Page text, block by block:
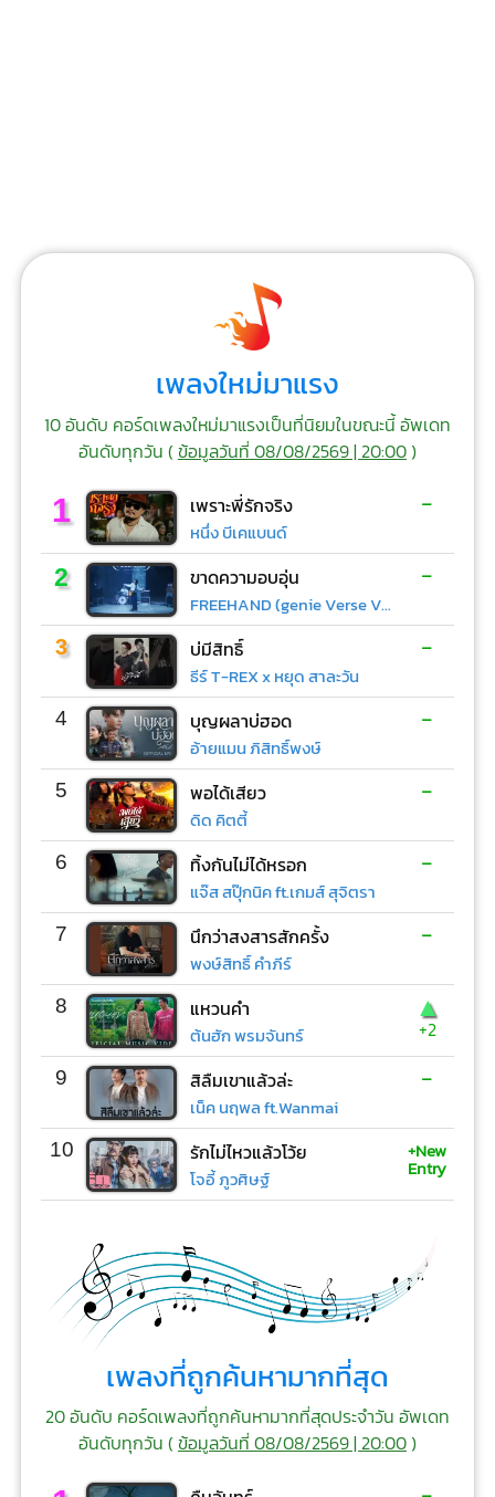
เพลงใหม่มาแรง
10 อันดับ คอร์ดเพลงใหม่มาแรงเป็นที่นิยมในขณะนี้ อัพเดท
อันดับทุกวัน (ข้อมูลวันที่ 08/08/2569 | 20:00)
1 เพราะพี่รักจริง
หนึ่ง บีเคแบนด์
-
2 ขาดความอบอุ่น
FREEHAND (genie Verse Vol.1)
-
3 บ่มีสิทธิ์
ธีร์ T-REX x หยุด สาละวัน
-
4 บุญผลาบ่ฮอด
อ้ายแมน ภิสิทธิ์พงษ์
-
5 พอได้เสียว
ดิด คิตตี้
-
6 ทิ้งกันไม่ได้หรอก
แจ๊ส สปุ๊กนิค ft.เกมส์ สุจิตรา
-
7 นึกว่าสงสารสักครั้ง
พงษ์สิทธิ์ คำภีร์
-
8 แหวนคำ
ต้นฮัก พรมจันทร์
▲
+2
9 สิลืมเขาแล้วล่ะ
เน็ค นฤพล ft.Wanmai
-
10 รักไม่ไหวแล้วโว้ย
โจอี้ ภูวศิษฐ์
+New
Entry
เพลงที่ถูกค้นหามากที่สุด
20 อันดับ คอร์ดเพลงที่ถูกค้นหามากที่สุดประจำวัน อัพเดท
อันดับทุกวัน (ข้อมูลวันที่ 08/08/2569 | 20:00)